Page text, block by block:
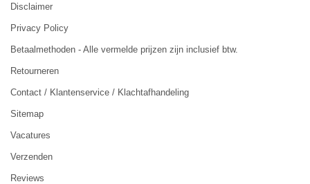
Disclaimer
Privacy Policy
Betaalmethoden - Alle vermelde prijzen zijn inclusief btw.
Retourneren
Contact / Klantenservice / Klachtafhandeling
Sitemap
Vacatures
Verzenden
Reviews